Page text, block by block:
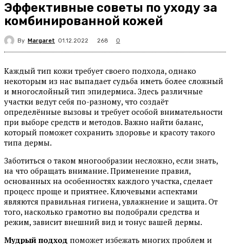
Эффективные советы по уходу за
комбинированной кожей
By Margaret 01.12.2022 268 0
Каждый тип кожи требует своего подхода, однако
некоторым из нас выпадает судьба иметь более сложный
и многослойный тип эпидермиса. Здесь различные
участки ведут себя по-разному, что создаёт
определённые вызовы и требует особой внимательности
при выборе средств и методов. Важно найти баланс,
который поможет сохранить здоровье и красоту такого
типа дермы.
Заботиться о таком многообразии несложно, если знать,
на что обращать внимание. Применение правил,
основанных на особенностях каждого участка, сделает
процесс проще и приятнее. Ключевыми аспектами
являются правильная гигиена, увлажнение и защита. От
того, насколько грамотно вы подобрали средства и
режим, зависит внешний вид и тонус вашей дермы.
Мудрый подход поможет избежать многих проблем и